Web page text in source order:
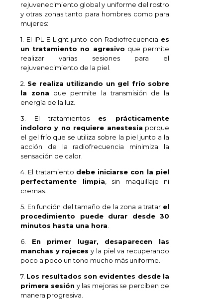
rejuvenecimiento global y uniforme del rostro
y otras zonas tanto para hombres como para
mujeres:
1. El IPL E-Light junto con Radiofrecuencia es
un tratamiento no agresivo que permite
realizar varias sesiones para el
rejuvenecimiento de la piel.
2. Se realiza utilizando un gel frío sobre
la zona que permite la transmisión de la
energía de la luz.
3. El tratamientos es prácticamente
indoloro y no requiere anestesia porque
el gel frío que se utiliza sobre la piel junto a la
acción de la radiofrecuencia minimiza la
sensación de calor.
4. El tratamiento debe iniciarse con la piel
perfectamente limpia , sin maquillaje ni
cremas.
5. En función del tamaño de la zona a tratar el
procedimiento puede durar desde 30
minutos hasta una hora
6. En primer lugar, desaparecen las
manchas y rojeces y la piel va recuperando
poco a poco un tono mucho más uniforme.
7. Los resultados son evidentes desde la
primera sesión y las mejoras se perciben de
manera progresiva.